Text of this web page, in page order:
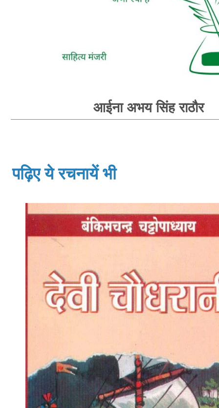
आईना अभय सिंह राठौर
पढ़िए ये रचनायें भी